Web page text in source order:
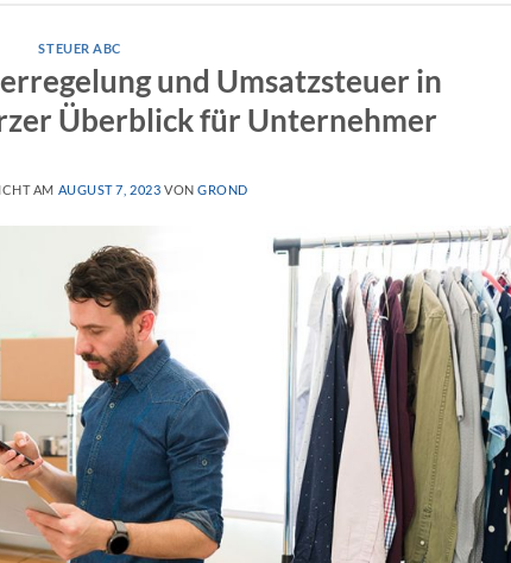
STEUER ABC
und Umsatzsteuer in
Überblick für Unternehmer
AM AUGUST 7, 2023 VONGROND